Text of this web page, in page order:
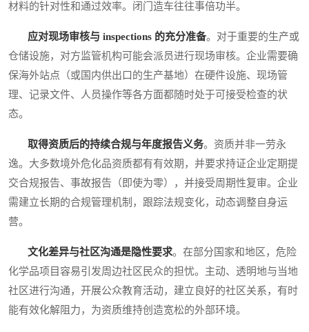
材料的针对性和通过效率。闭门造车往往事倍功半。
应对现场审核与 inspections 的充分准备。对于重要的生产或
仓储设施，对方监管机构可能会派员进行现场审核。企业需要确
保海外站点（或国内供出口的生产基地）在硬件设施、现场管
理、记录文件、人员操作等各方面都随时处于可接受检查的状
态。
取得资质后的持续合规与年度报告义务。资质并非一劳永
逸。大多数境外危化品资质都有有效期，并要求持证企业定期提
交合规报告、事故报告（即使为零），并接受周期性复审。企业
需建立长期的合规管理机制，跟踪法规变化，动态调整自身运
营。
文化差异与社区沟通是隐性要求。在部分国家和地区，危险
化学品项目容易引发周边社区民众的担忧。主动、透明地与当地
社区进行沟通，开展公众教育活动，建立良好的社区关系，有时
能有效化解阻力，为资质维持创造宽松的外部环境。